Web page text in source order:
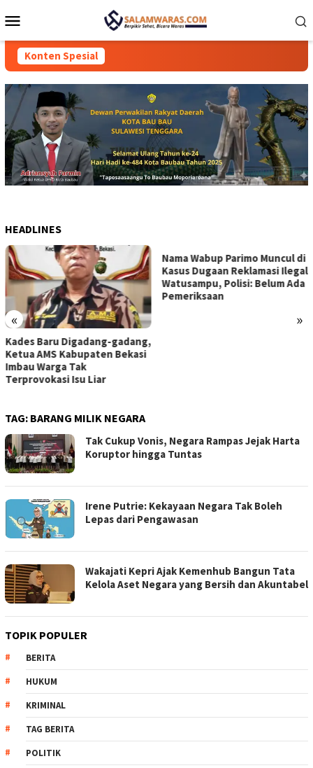
ke
Mobile
Konten Spesial
HEADLINES
« »
Kades Baru Digadang-gadang,
Ketua AMS Kabupaten Bekasi
Imbau Warga Tak
Terprovokasi Isu Liar
Nama Wabup Parimo Muncul di
Kasus Dugaan Reklamasi Ilegal
Watusampu, Polisi: Belum Ada
Pemeriksaan
TAG: BARANG MILIK NEGARA
Tak Cukup Vonis, Negara Rampas Jejak Harta
Koruptor hingga Tuntas
Irene Putrie: Kekayaan Negara Tak Boleh
Lepas dari Pengawasan
Wakajati Kepri Ajak Kemenhub Bangun Tata
Kelola Aset Negara yang Bersih dan Akuntabel
TOPIK POPULER
BERITA
HUKUM
KRIMINAL
TAG BERITA
POLITIK